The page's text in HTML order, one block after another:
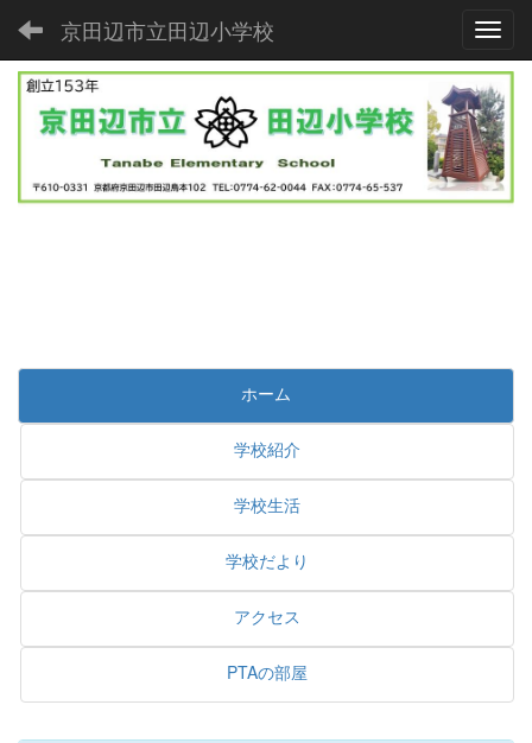
京田辺市立田辺小学校
ホーム
学校紹介
学校生活
学校だより
アクセス
PTAの部屋